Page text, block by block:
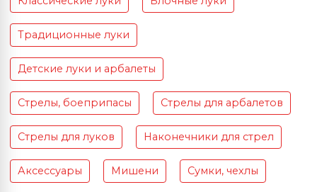
Традиционные луки
Детские луки и арбалеты
Стрелы, боеприпасы Стрелы для арбалетов
Стрелы для луков Наконечники для стрел
Аксессуары Мишени Сумки, чехлы